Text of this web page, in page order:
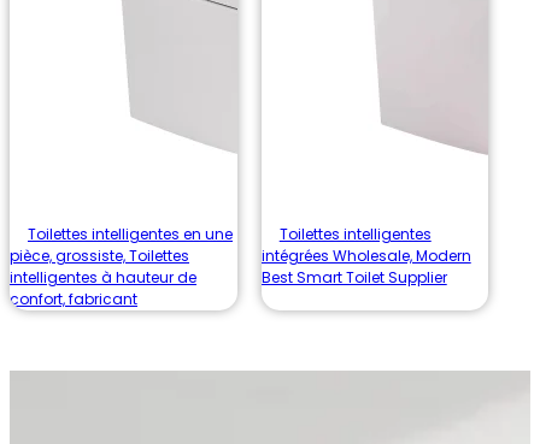
Toilettes intelligentes en une
pièce, grossiste, Toilettes
intelligentes à hauteur de
confort, fabricant
Toilettes intelligentes
intégrées Wholesale, Modern
Best Smart Toilet Supplier